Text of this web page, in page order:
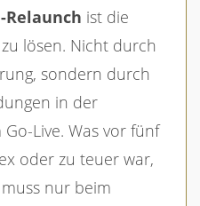
Relaunch ist die
lösen. Nicht durch
sondern durch
in der
Live. Was vor fünf
oder zu teuer war,
nur beim